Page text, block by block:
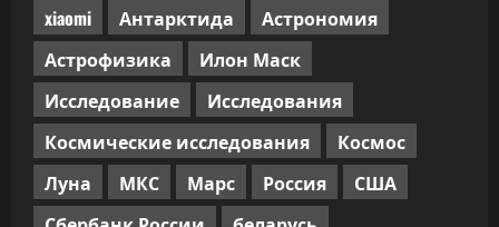
xiaomi
Антарктида
Астрономия
Астрофизика
Илон Маск
Исследование
Исследования
Космические исследования
Космос
Луна
МКС Марс Россия
США